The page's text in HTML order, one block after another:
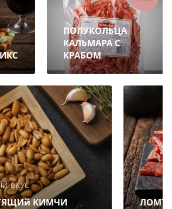
ПОЛУКОЛЬЦА
КАЛЬМАРА С
КРАБОМ
ВКУС
КИМЧИ